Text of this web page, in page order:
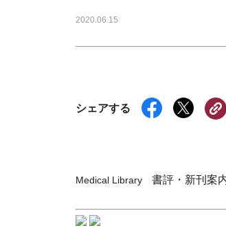
2020.06.15
シェアする
Medical Library 書評・新刊案